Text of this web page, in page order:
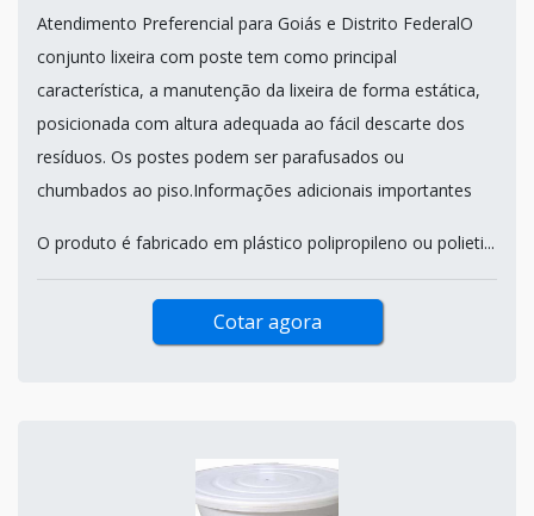
Atendimento Preferencial para Goiás e Distrito FederalO
conjunto lixeira com poste tem como principal
característica, a manutenção da lixeira de forma estática,
posicionada com altura adequada ao fácil descarte dos
resíduos. Os postes podem ser parafusados ou
chumbados ao piso.Informações adicionais importantes
O produto é fabricado em plástico polipropileno ou polieti...
Cotar agora